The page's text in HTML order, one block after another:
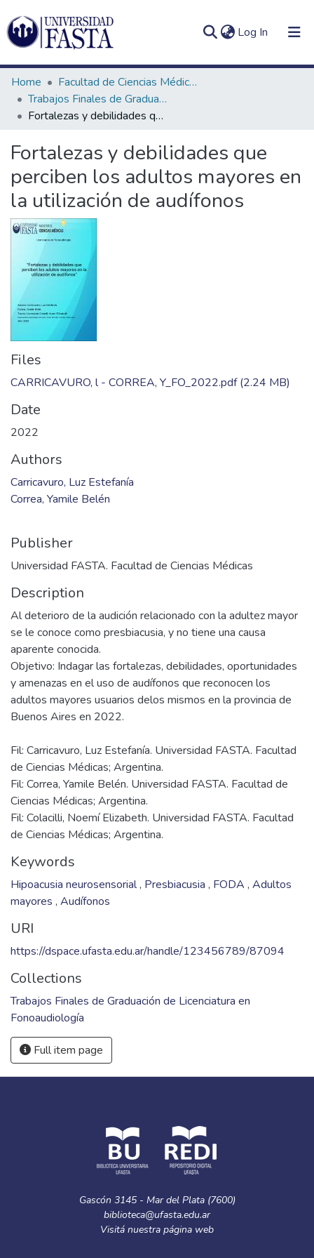
Log In (current)
Communities
&
Collections
All of DSpace
Statistics
In(current)
Home
Facultad de Ciencias Médicas
Trabajos Finales de Graduación de Licenciatura en Fonoaudiología
Fortalezas y debilidades que perciben los adultos mayores en la utilización de audífonos
Fortalezas y debilidades que
perciben los adultos mayores en
la utilización de audífonos
Files
CARRICAVURO, l - CORREA, Y_FO_2022.pdf(2.24 MB)
Date
2022
Authors
Carricavuro, Luz Estefanía
Correa, Yamile Belén
Publisher
Universidad FASTA. Facultad de Ciencias Médicas
Description
Al deterioro de la audición relacionado con la adultez mayor
se le conoce como presbiacusia, y no tiene una causa
aparente conocida.
Objetivo: Indagar las fortalezas, debilidades, oportunidades
y amenazas en el uso de audífonos que reconocen los
adultos mayores usuarios delos mismos en la provincia de
Fil: Carricavuro, Luz Estefanía. Universidad FASTA. Facultad
de Ciencias Médicas; Argentina.
Fil: Correa, Yamile Belén. Universidad FASTA. Facultad de
Ciencias Médicas; Argentina.
Fil: Colacilli, Noemí Elizabeth. Universidad FASTA. Facultad
de Ciencias Médicas; Argentina.
Keywords
Hipoacusia neurosensorial, Presbiacusia , FODA , Adultos
mayores , Audífonos
URI
https://dspace.ufasta.edu.ar/handle/123456789/87094
Collections
Trabajos Finales de Graduación de Licenciatura en
Fonoaudiología
Full item page
Gascón 3145 - Mar del Plata (7600)
biblioteca@ufasta.edu.ar
Visitá nuestra página web